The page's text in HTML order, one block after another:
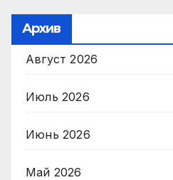
Архив
Август 2026
Июль 2026
Июнь 2026
Май 2026